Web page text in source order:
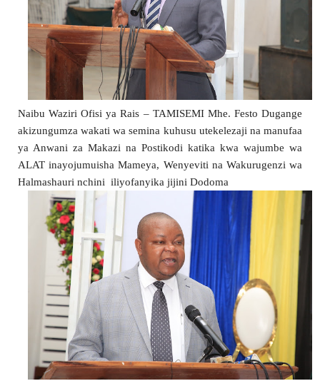
Naibu Waziri Ofisi ya Rais – TAMISEMI Mhe. Festo Dugange
akizungumza wakati wa semina kuhusu utekelezaji na manufaa
ya Anwani za Makazi na Postikodi katika kwa wajumbe wa
ALAT inayojumuisha Mameya, Wenyeviti na Wakurugenzi wa
Halmashauri nchini  iliyofanyika jijini Dodoma